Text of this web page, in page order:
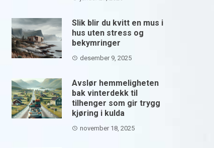
Slik blir du kvitt en mus i
hus uten stress og
bekymringer
desember 9, 2025
Avslør hemmeligheten
bak vinterdekk til
tilhenger som gir trygg
kjøring i kulda
november 18, 2025